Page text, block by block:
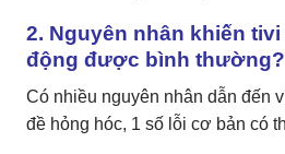
2. Nguyên nhân khiến
động được bình thường?
Có nhiều nguyên nhân dẫn đến
đề hỏng hóc, 1 số lỗi cơ bản có